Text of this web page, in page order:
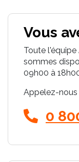
Vous
Toute
sommes
09h00 à
Appelez-nous
0